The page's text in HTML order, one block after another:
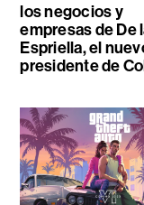
los negocios y
empresas de De
Espriella, el
presidente de